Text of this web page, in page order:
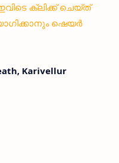
ക്ലിക്ക് ചെയ്ത്
ഷെയർ
Karivellur